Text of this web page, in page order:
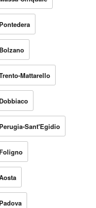
Mattarello
Sant'Egidio